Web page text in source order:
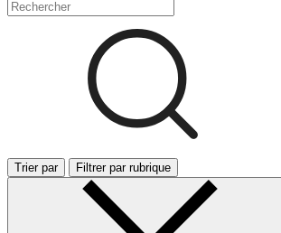
Trier par Filtrer par rubrique